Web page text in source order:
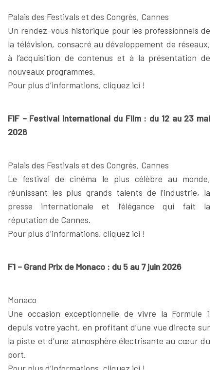
Palais des Festivals et des Congrès, Cannes
Un rendez-vous historique pour les professionnels de
la télévision, consacré au développement de réseaux,
à l’acquisition de contenus et à la présentation de
nouveaux programmes.
Pour plus d’informations, cliquez ici !
FIF – Festival International du Film : du 12 au 23 mai
2026
Palais des Festivals et des Congrès, Cannes
Le festival de cinéma le plus célèbre au monde,
réunissant les plus grands talents de l’industrie, la
presse internationale et l’élégance qui fait la
réputation de Cannes.
Pour plus d’informations, cliquez ici !
F1 – Grand Prix de Monaco : du 5 au 7 juin 2026
Monaco
Une occasion exceptionnelle de vivre la Formule 1
depuis votre yacht, en profitant d’une vue directe sur
la piste et d’une atmosphère électrisante au cœur du
port.